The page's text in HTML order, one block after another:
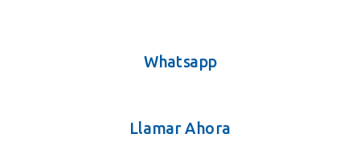
Whatsapp
Llamar Ahora